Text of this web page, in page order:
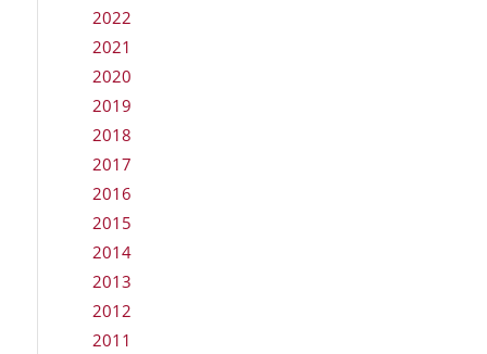
2022
2021
2020
2019
2018
2017
2016
2015
2014
2013
2012
2011